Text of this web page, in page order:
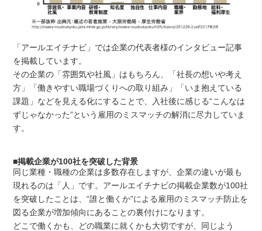
「アールエイチナビ」では企業の代表者様のインタビュー記事
を掲載しています。
その企業の「雰囲気や社風」はもちろん、「社長の想いや考え
方」「働きやすい職場づくりへの取り組み」「いま抱えている
課題」などを見える化にすることで、入社後に感じる“こんなは
ずじゃなかった”という雇用のミスマッチの解消に尽力していま
す。
■掲載企業が100社を突破した背景
同じ業種・職種の企業は多数存在しますが、企業の違いが最も
現れるのは「人」です。アールエイチナビの掲載企業数が100社
を突破したことは、“誰と働くか”による雇用のミスマッチ防止を
図る企業が増加傾向にあることの裏付けになります。
どこで働くかも、どの職業に就くかも大切ですが、同じよう